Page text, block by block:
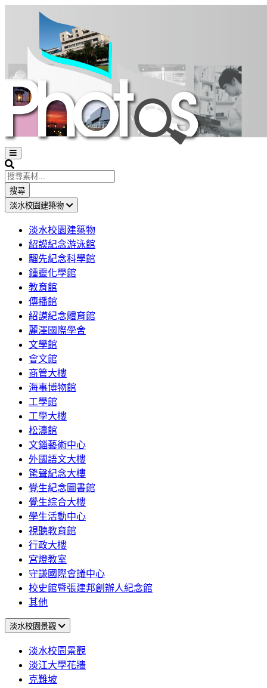
Open
sidebar
Search
搜尋
淡水校園建築物
淡水校園建築物
紹謨紀念游泳館
騮先紀念科學館
鍾靈化學館
教育館
傳播館
紹謨紀念體育館
麗澤國際學舍
文學館
會文館
商管大樓
海事博物館
工學館
工學大樓
松濤館
文錙藝術中心
外國語文大樓
驚聲紀念大樓
覺生紀念圖書館
覺生綜合大樓
學生活動中心
視聽教育館
行政大樓
宮燈教室
守謙國際會議中心
校史館暨張建邦創辦人紀念館
其他
淡水校園景觀
淡水校園景觀
淡江大學花牆
克難坡